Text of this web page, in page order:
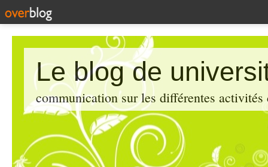
Le blog de
communication sur les différentes